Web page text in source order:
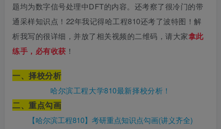
题均为数字信号处理中DFT的内容。还考察了很冷门的带
通采样知识点！22年我记得哈工程810还考了波特图！解
析我写的很详细，并放了相关视频的二维码，请大家拿此
练手，必有收获 ！
一、择校分析
哈尔滨工程大学810最新择校分析！
二、重点勾画
【哈尔滨工程810】考研重点知识点勾画(讲义齐全)